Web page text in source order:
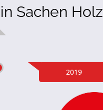
Sachen Holz
2019